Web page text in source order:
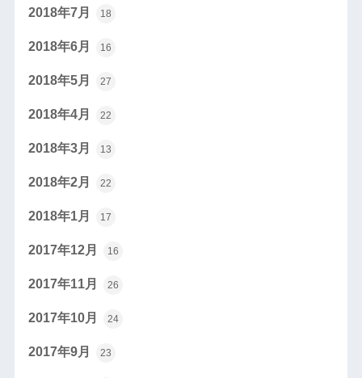
2018年7月 18
2018年6月 16
2018年5月 27
2018年4月 22
2018年3月 13
2018年2月 22
2018年1月 17
2017年12月 16
2017年11月 26
2017年10月 24
2017年9月 23